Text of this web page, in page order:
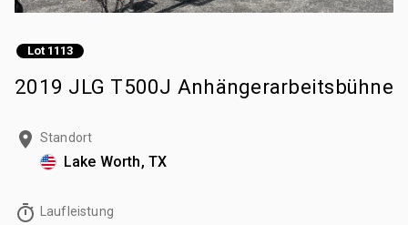
Lot 1113
2019 JLG T500J Anhängerarbeitsbühne
Standort
Lake Worth, TX
Laufleistung